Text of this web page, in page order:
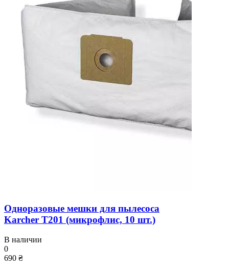
Одноразовые мешки для пылесоса
Karcher T201 (микрофлис, 10 шт.)
В наличии
0
690 ₴